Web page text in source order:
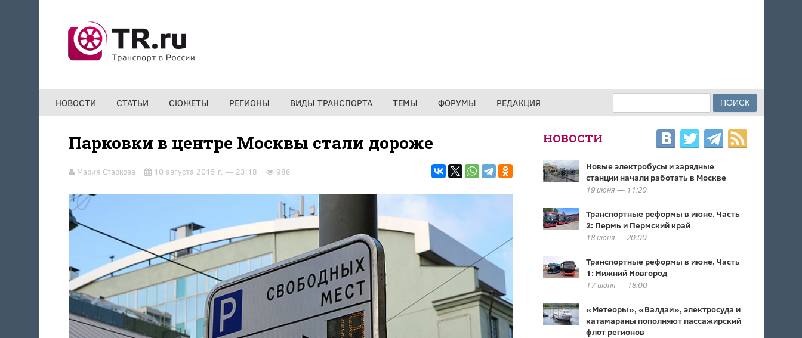
НОВОСТИ СТАТЬИ СЮЖЕТЫ РЕГИОНЫ ВИДЫ ТРАНСПОРТА ТЕМЫ ФОРУМЫ РЕДАКЦИЯ ФОРМА ПОИСКА
Парковки в центре Москвы стали дороже
Мария Старкова 10 августа 2015 г. — 23:18 986
НОВОСТИ
Новые электробусы и зарядные
станции начали работать в Москве
19 июня — 11:20
Транспортные реформы в июне. Часть
2: Пермь и Пермский край
18 июня — 20:00
Транспортные реформы в июне. Часть
1: Нижний Новгород
17 июня — 18:00
«Метеоры», «Валдаи», электросуда и
катамараны пополняют пассажирский
флот регионов